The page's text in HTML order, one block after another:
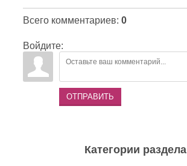
Всего комментариев: 0
Войдите:
ОТПРАВИТЬ
Категории раздела